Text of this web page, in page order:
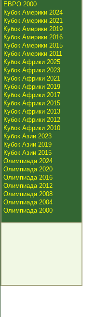
ЕВРО 2000
Кубок Америки 2024
Кубок Америки 2021
Кубок Америки 2019
Кубок Америки 2016
Кубок Америки 2015
Кубок Америки 2011
Кубок Африки 2025
Кубок Африки 2023
Кубок Африки 2021
Кубок Африки 2019
Кубок Африки 2017
Кубок Африки 2015
Кубок Африки 2013
Кубок Африки 2012
Кубок Африки 2010
Кубок Азии 2023
Кубок Азии 2019
Кубок Азии 2015
Олимпиада 2024
Олимпиада 2020
Олимпиада 2016
Олимпиада 2012
Олимпиада 2008
Олимпиада 2004
Олимпиада 2000